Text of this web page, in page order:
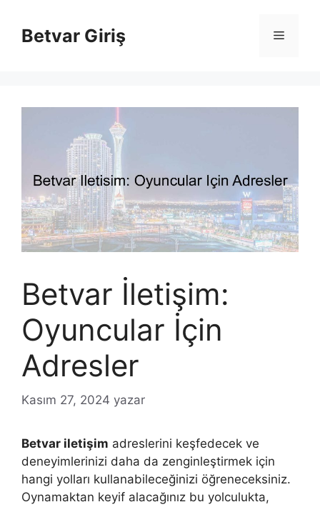
Betvar Giriş Menü
Betvar İletişim:
Oyuncular İçin
Adresler
Kasım 27, 2024 yazar
Betvar iletişim adreslerini keşfedecek ve
deneyimlerinizi daha da zenginleştirmek için
hangi yolları kullanabileceğinizi öğreneceksiniz.
Oynamaktan keyif alacağınız bu yolculukta,